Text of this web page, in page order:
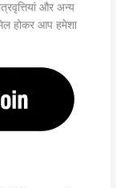
और अन्य
होकर आप हमेशा